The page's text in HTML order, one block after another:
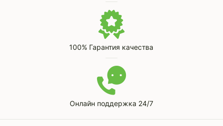
100% Гарантия качества
Онлайн поддержка 24/7